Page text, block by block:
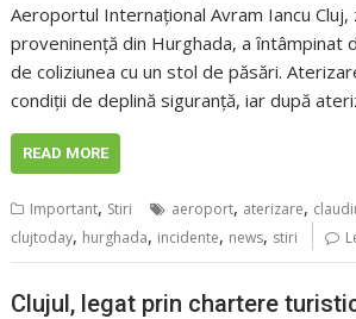
Aeroportul Internaţional Avram Iancu
proveninenţă din Hurghada, a ȋntâmpinat
de coliziunea cu un stol de păsări.
condiţii de deplină siguranţă, iar după
READ MORE
Important, Stiri aeroport, aterizare,
clujtoday, hurghada, incidente, news, stiri
Clujul, legat prin chartere